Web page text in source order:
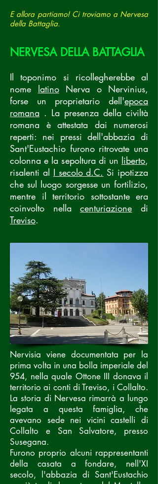
E allora partiamo! Ci troviamo a Nervesa
della Battaglia.
NERVESA DELLA BATTAGLIA
Il toponimo si ricollegherebbe al
nome latinoNerva o Nervinius,
forse un proprietario dell'epoca
romana . La presenza della civiltà
romana è attestata dai numerosi
reperti: nei pressi dell'abbazia di
Sant'Eustachio furono ritrovate una
colonna e la sepoltura di un liberto,
risalenti al I secolo d.C. Si ipotizza
che sul luogo sorgesse un fortilizio,
mentre il territorio sottostante era
coinvolto nellacenturiazione di
Treviso.
Nervisia viene documentata per la
prima volta in una bolla imperiale del
954, nella quale Ottone III donava il
territorio ai conti di Treviso, i Collalto.
La storia di Nervesa rimarrà a lungo
legata a questa famiglia, che
avevano sede nei vicini castelli di
Collalto e San Salvatore, presso
Susegana.
Furono proprio alcuni rappresentanti
della casata a fondare, nell'XI
secolo, l'abbazia di Sant'Eustachio